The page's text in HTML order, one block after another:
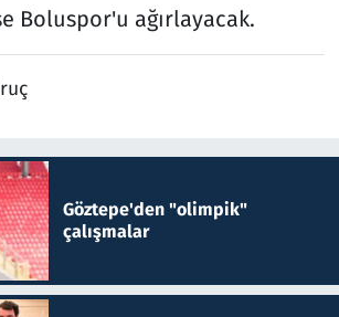
Boluspor'u ağırlayacak.
Göztepe'den "olimpik"
çalışmalar